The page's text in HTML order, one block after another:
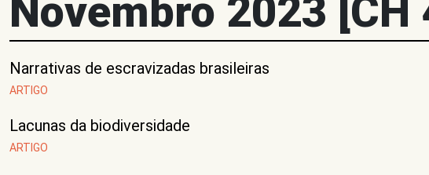
Novembro 2023 [CH
Narrativas de escravizadas brasileiras
ARTIGO
Lacunas da biodiversidade
ARTIGO